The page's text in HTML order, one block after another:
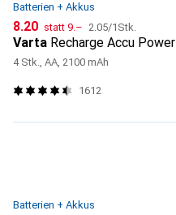
Batterien + Akkus
CHF
8.20 statt CHF
9.– CHF
2.05/1Stk.
Varta Recharge Accu Power
4 Stk., AA, 2100 mAh
1612
Batterien + Akkus